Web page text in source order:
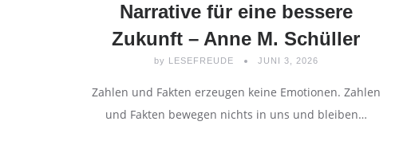
Narrative für eine bessere
Zukunft – Anne M. Schüller
by LESEFREUDE JUNI 3, 2026
Zahlen und Fakten erzeugen keine Emotionen. Zahlen
und Fakten bewegen nichts in uns und bleiben…